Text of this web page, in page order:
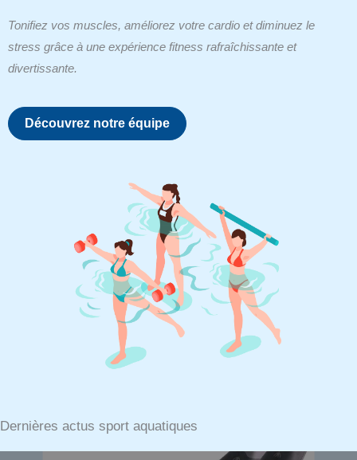
Tonifiez vos muscles, améliorez votre cardio et diminuez le
stress grâce à une expérience fitness rafraîchissante et
divertissante.
Découvrez notre équipe
Dernières actus sport aquatiques